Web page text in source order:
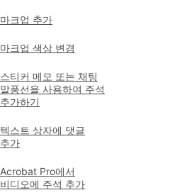
마크업 추가
마크업 색상 변경
스티커 메모 또는 채팅
말풍선을 사용하여 주석
추가하기
텍스트 상자에 댓글
추가
Acrobat Pro에서
비디오에 주석 추가